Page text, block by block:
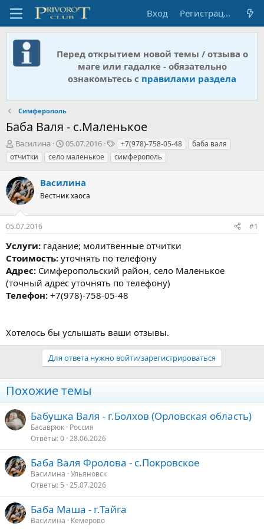
Вход Регистрация
Перед открытием новой темы / отзыва о
маге или гадалке - обязательно
ознакомьтесь с правилами раздела
Симферополь
Баба Валя - с.Маленькое
А
в
т
о
р
т
е
м
ы
Василина
Д
а
т
н
а
а
05.07.2016
Т
е
г
+7(978)-758-05-48
баба валя
отчитки
село маленькое симферополь
Василина
Вестник хаоса
05.07.2016 #1
Услуги: гадание; молитвенные отчитки
Стоимость: уточнять по телефону
Адрес: Симферопольский район, село Маленькое
(точный адрес уточнять по телефону)
Телефон: +7(978)-758-05-48
Хотелось бы услышать ваши отзывы.
Для ответа нужно войти/зарегистрироваться
Похожие темы
Бабушка Валя - г.Болхов (Орловская область)
Басаврюк Россия
Ответы 0 28.06.2026
Баба Валя Фролова - с.Покровское
Василина Ульяновск
Ответы 5 25.07.2026
Баба Маша - г.Тайга
Василина
Кемерово